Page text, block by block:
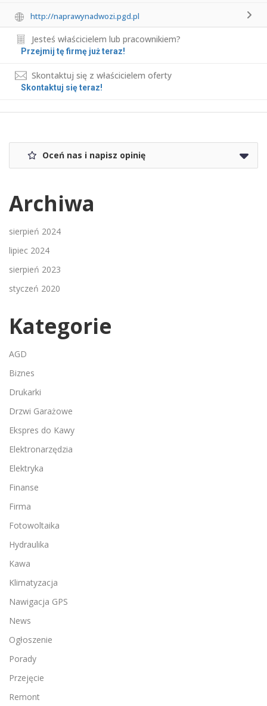
http://naprawynadwozi.pgd.pl
Jesteś właścicielem lub pracownikiem?
Przejmij tę firmę już teraz!
Skontaktuj się z właścicielem oferty
Skontaktuj się teraz!
Oceń nas i napisz opinię
Archiwa
sierpień 2024
lipiec 2024
sierpień 2023
styczeń 2020
Kategorie
AGD
Biznes
Drukarki
Drzwi Garażowe
Ekspres do Kawy
Elektronarzędzia
Elektryka
Finanse
Firma
Fotowoltaika
Hydraulika
Kawa
Klimatyzacja
Nawigacja GPS
News
Ogłoszenie
Porady
Przejęcie
Remont